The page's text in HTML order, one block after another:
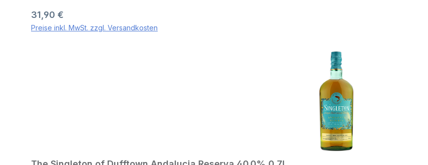
Regulärer Preis:
31,90 €
Preise inkl. MwSt. zzgl. Versandkosten
In den Warenkorb